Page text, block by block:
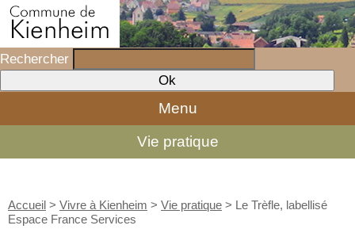
Rechercher
Menu
Vie pratique
Accueil > Vivre à Kienheim > Vie pratique > Le Trèfle, labellisé
Espace France Services